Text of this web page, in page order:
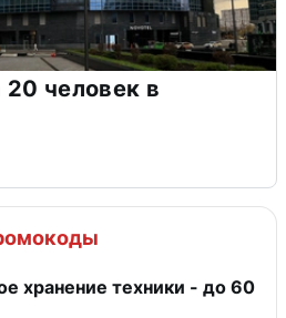
человек в
хранение техники - до 60